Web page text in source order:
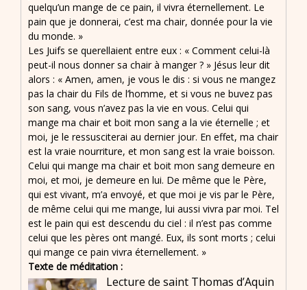
quelqu’un mange de ce pain, il vivra éternellement. Le
pain que je donnerai, c’est ma chair, donnée pour la vie
du monde. »
Les Juifs se querellaient entre eux : « Comment celui-là
peut-il nous donner sa chair à manger ? » Jésus leur dit
alors : « Amen, amen, je vous le dis : si vous ne mangez
pas la chair du Fils de l’homme, et si vous ne buvez pas
son sang, vous n’avez pas la vie en vous. Celui qui
mange ma chair et boit mon sang a la vie éternelle ; et
moi, je le ressusciterai au dernier jour. En effet, ma chair
est la vraie nourriture, et mon sang est la vraie boisson.
Celui qui mange ma chair et boit mon sang demeure en
moi, et moi, je demeure en lui. De même que le Père,
qui est vivant, m’a envoyé, et que moi je vis par le Père,
de même celui qui me mange, lui aussi vivra par moi. Tel
est le pain qui est descendu du ciel : il n’est pas comme
celui que les pères ont mangé. Eux, ils sont morts ; celui
qui mange ce pain vivra éternellement. »
Texte de méditation :
Lecture de saint Thomas d’Aquin